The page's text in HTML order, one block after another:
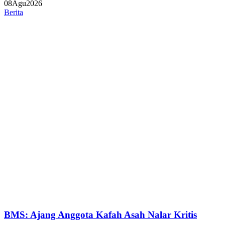
08Agu2026
Berita
BMS: Ajang Anggota Kafah Asah Nalar Kritis